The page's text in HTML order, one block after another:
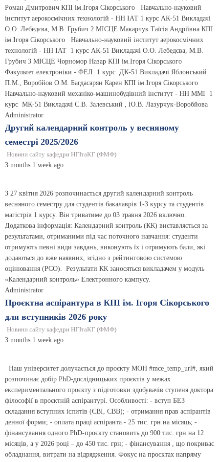
Роман Дмитрович КПІ ім.Ігоря Сікорського Навчально-науковий
інститут аерокосмічних технологій - НН ІАТ 1 курс АК-51 Викладачі
О.О. Лебедєва, М.В. Грубич 2 МІСЦЕ Макарчук Таїсія Андріївна КПІ
ім.Ігоря Сікорського Навчально-науковий інститут аерокосмічних
технологій - НН ІАТ 1 курс АК-51 Викладачі О.О. Лебедєва, М.В.
Грубич 3 МІСЦЕ Чорномор Назар КПІ ім.Ігоря Сікорського
Факультет електронiки - ФЕЛ 1 курс ДК-51 Викладачі Яблонський
П.М., Воробйов О.М. Багдасарян Карен КПІ ім.Ігоря Сікорського
Навчально-науковий механiко-машинобудiвний iнститут - НН ММІ 1
курс МК-51 Викладачі С.В. Залевський , Ю.В. Лазурчук-Воробйова
Administrator
Другий календарний контроль у весняному
семестрі 2025/2026
Новини сайту кафедри НГІтаКГ (ФМФ)
3 months 1 week ago
З 27 квітня 2026 розпочинається другий календарний контроль
весняного семестру для студентів бакалаврів 1-3 курсу та студентів
магістрів 1 курсу. Він триватиме до 03 травня 2026 включно.
Додаткова інформація: Календарний контроль (КК) виставляється за
результатами, отриманими під час поточного навчання: студенти
отримують певні види завдань, виконують їх і отримують бали, які
додаються до вже наявних, згідно з рейтинговою системою
оцінювання (РСО). Результати КК заносяться викладачем у модуль
«Календарний контроль» Електронного кампусу.
Administrator
Проєктна аспірантура в КПІ ім. Ігоря Сікорського
для вступників 2026 року
Новини сайту кафедри НГІтаКГ (ФМФ)
3 months 1 week ago
Наш університет долучається до проєкту МОН #mce_temp_url#, який
розпочинає добір PhD-дослідницьких проєктів у межах
експериментального проєкту з підготовки здобувачів ступеня доктора
філософії в проєктній аспірантурі. Особливості: - вступ БЕЗ
складання вступних іспитів (ЄВІ, ЄВВ); - отримання прав аспірантів
денної форми; - оплата праці аспіранта - 25 тис. грн на місяць; -
фінансування одного PhD-проєкту становить до 900 тис. грн на 12
місяців, а у 2026 році – до 450 тис. грн; - фінансування , що покриває
обладнання, витрати на відрядження. Фокус на проєктах напряму